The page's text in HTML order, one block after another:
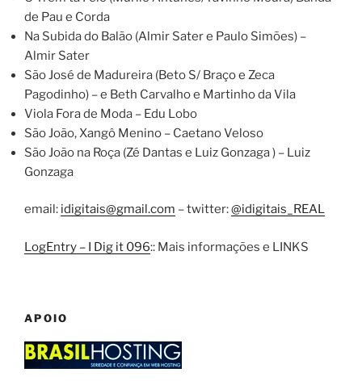
de Pau e Corda
Na Subida do Balão (Almir Sater e Paulo Simões) –
Almir Sater
São José de Madureira (Beto S/ Braço e Zeca
Pagodinho) – e Beth Carvalho e Martinho da Vila
Viola Fora de Moda – Edu Lobo
São João, Xangô Menino – Caetano Veloso
São João na Roça (Zé Dantas e Luiz Gonzaga ) – Luiz
Gonzaga
email: idigitais@gmail.com – twitter:@idigitais_REAL
LogEntry – I Dig it 096:: Mais informações e LINKS
APOIO